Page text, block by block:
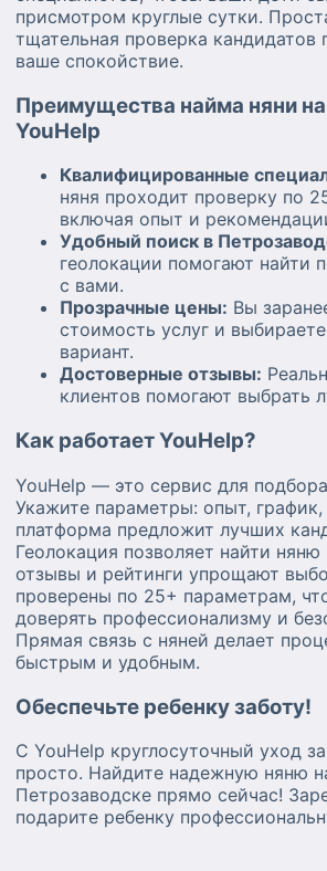
присмотром круглые сутки.
тщательная проверка кандидатов
ваше спокойствие.
Преимущества найма няни на
YouHelp
Квалифицированные
няня проходит проверку по
включая опыт и
Удобный поиск в
геолокации помогают найти
с вами.
Прозрачные цены: Вы
стоимость услуг и
вариант.
Достоверные отзывы:
клиентов помогают выбрать
Как работает YouHelp?
YouHelp — это сервис для
Укажите параметры: опыт,
платформа предложит лучших
Геолокация позволяет найти няню
отзывы и рейтинги упрощают
проверены по 25+ параметрам,
доверять профессионализму и
Прямая связь с няней делает
быстрым и удобным.
Обеспечьте ребенку заботу!
С YouHelp круглосуточный уход
просто. Найдите надежную няню
Петрозаводске прямо сейчас!
подарите ребенку